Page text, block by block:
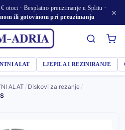
otoci · Besplatno preuzimanje u Splitu ·
ili gotovinom pri preuzimanju
×
ALAT LJEPILA I REZINIRANJE
ALAT / Diskovi za rezanje /